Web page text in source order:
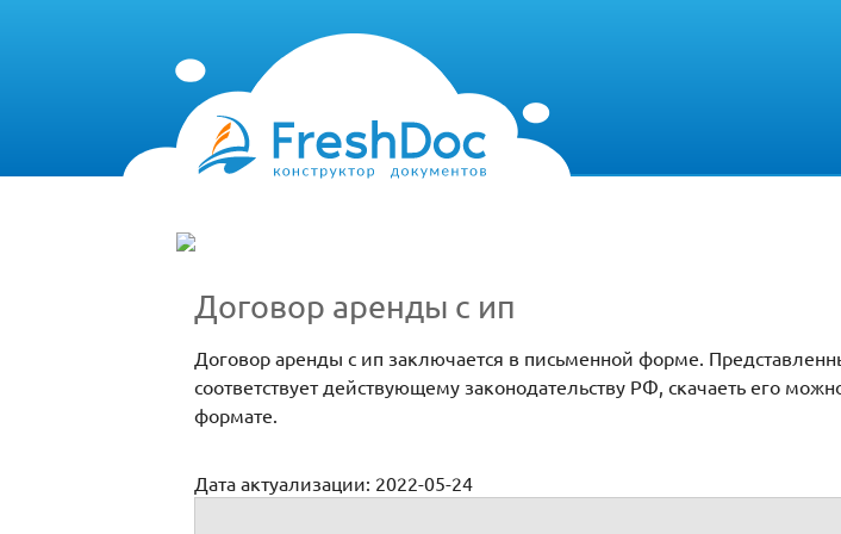
Договор аренды с ип
Договор аренды с ип заключается в письменной форме.
соответствует действующему законодательству РФ, скачаеть его
формате.
Дата актуализации: 2022-05-24